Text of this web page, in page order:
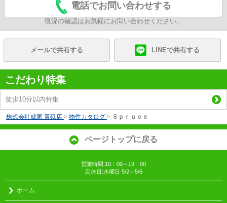
電話でお問い合わせする
現況の確認はお気軽にお問い合わせください。
メールで共有する LINEで共有する
こだわり特集
徒歩10分以内特集
株式会社成家 青砥店 > 物件カタログ > Ｓｐｒｕｃｅ
ページトップに戻る
営業時間:10：00～19：00
定休日:水曜日 5/2～5/6
ホーム